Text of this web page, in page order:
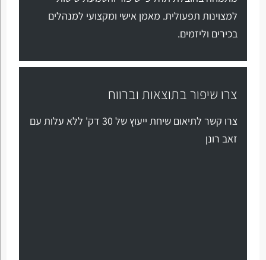
למצוינות תפעולית. מאמן אישי ומקצועי למנהלים
בכירים וליזמים.
צרו שיפור בתוצאות וברווח
צרו קשר לתיאום שיחת ייעוץ של 30 דק' ללא עלות עם
זאב רונן